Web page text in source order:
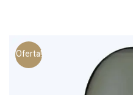
Oferta!